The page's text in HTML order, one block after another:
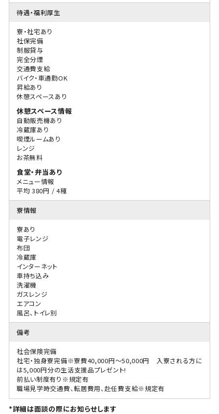
待遇・福利厚生
寮・社宅あり
社保完備
制服貸与
完全分煙
交通費支給
バイク・車通勤OK
昇給あり
休憩スペースあり
休憩スペース情報
自動販売機あり
冷蔵庫あり
喫煙ルームあり
レンジ
お茶無料
食堂・弁当あり
メニュー情報
平均 380円 / 4種
寮情報
寮あり
電子レンジ
布団
冷蔵庫
インターネット
車持ち込み
洗濯機
ガスレンジ
エアコン
風呂、トイレ別
備考
社会保険完備
社宅・独身寮完備※寮費40,000円～50,000円 入寮される方に
は5,000円分の生活支援品プレゼント!
前払い制度有り※規定有
職場見学時交通費、転居費用、赴任費支給※規定有
*詳細は面談の際にお知らせします